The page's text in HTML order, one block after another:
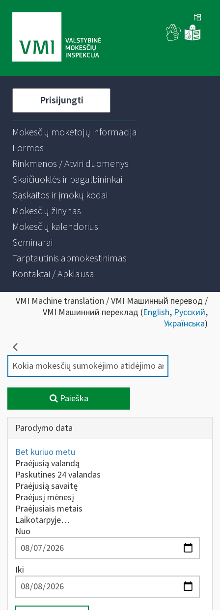
Prisijungti
Mokesčių mokėtojų informacija
Formos
Rinkmenos / Atviri duomenys
Skaičiuoklės ir pagalbininkai
Sąskaitos ir įmokų kodai
Mokesčių žinynas
Mokesčių kalendorius
Seminarai
Tarptautinis apmokestinimas
Kontaktai / Apklausa
VMI Machine translation / VMI Машинный перевод /
VMI Машинний переклад (English, Русский,
Українська)
Paieška
Parodymo data
Bet kuriuo metu
Praėjusią valandą
Paskutines 24 valandas
Praėjusią savaitę
Praėjusį mėnesį
Praėjusiais metais
Laikotarpyje…
Nuo
Iki